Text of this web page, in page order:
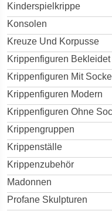
Kinderspielkrippe
Konsolen
Kreuze Und Korpusse
Krippenfiguren Bekleidet
Krippenfiguren Mit Sockel
Krippenfiguren Modern
Krippenfiguren Ohne
Krippengruppen
Krippenställe
Krippenzubehör
Madonnen
Profane Skulpturen